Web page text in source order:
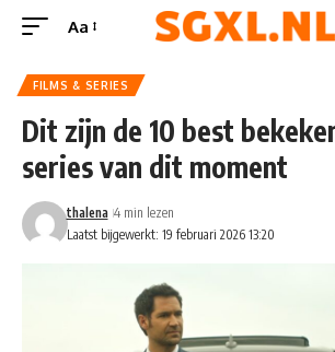
Aa
FILMS & SERIES
Dit zijn de 10 best
series van dit moment
Laatst bijgewerkt: 19 februari 2026 13:20
thalena 4 min lezen